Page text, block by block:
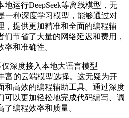
运行DeepSeek等离线模型，无
一种深度学习模型，能够通过对
，提供更加精准和全面的编程辅
节省了大量的网络延迟和费用，
和准确性。
深度接入本地大语言模型
富的云端模型选择。这无疑为开
和高效的编程辅助工具。通过深度
可以更加轻松地完成代码编写、调
编程效率和质量。